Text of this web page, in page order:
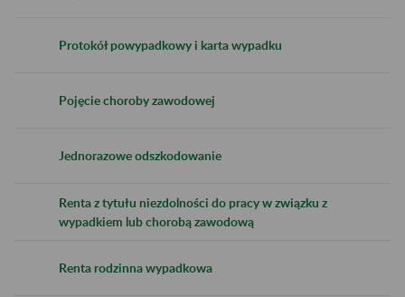
Protokół powypadkowy i karta wypadku
Pojęcie choroby zawodowej
Jednorazowe odszkodowanie
Renta z tytułu niezdolności do pracy w związku z
wypadkiem lub chorobą zawodową
Renta rodzinna wypadkowa